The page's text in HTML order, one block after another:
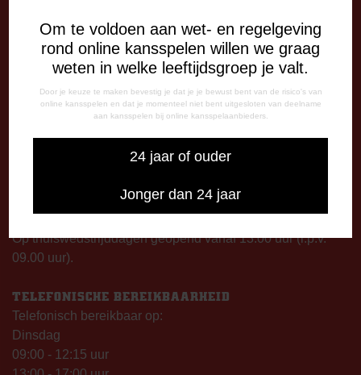
Om te voldoen aan wet- en regelgeving
rond online kansspelen willen we graag
weten in welke leeftijdsgroep je valt.
Door je keuze te maken bevestig je dat je je bewust bent van de risico's van
online kansspelen en dat je momenteel niet bent uitgesloten van deelname
aan kansspelen bij online kansspelaanbieders.
24 jaar of ouder
Jonger dan 24 jaar
DE OUDE MEERDIJK
Stadionplein 1
7825 SG Emmen
OPENINGSTIJDEN
De Oude Meerdijk
Maandag: 09.00 – 17.00 uur
Op thuiswedstrijddagen geopend vanaf 13.00 uur (i.p.v.
09.00 uur).
TELEFONISCHE BEREIKBAARHEID
Telefonisch bereikbaar op:
Dinsdag
09:00 - 12:15 uur